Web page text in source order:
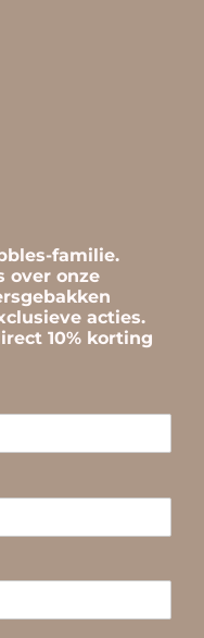
familie.
over onze
acties.
10% korting